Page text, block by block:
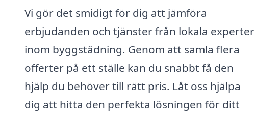
Vi gör det smidigt för dig att jämföra
erbjudanden och tjänster från lokala experter
inom byggstädning. Genom att samla flera
offerter på ett ställe kan du snabbt få den
hjälp du behöver till rätt pris. Låt oss hjälpa
dig att hitta den perfekta lösningen för ditt